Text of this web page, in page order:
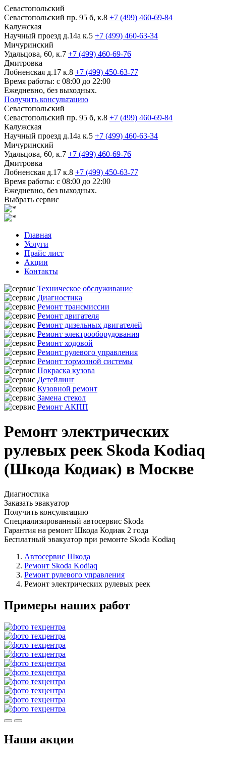
Севастопольский
Севастопольский пр. 95 б, к.8 +7 (499) 460-69-84
Калужская
Научный проезд д.14а к.5 +7 (499) 460-63-34
Мичуринский
Удальцова, 60, к.7 +7 (499) 460-69-76
Дмитровка
Лобненская д.17 к.8 +7 (499) 450-63-77
Время работы: с 08:00 до 22:00
Ежедневно, без выходных.
Получить консультацию
Севастопольский
Севастопольский пр. 95 б, к.8 +7 (499) 460-69-84
Калужская
Научный проезд д.14а к.5 +7 (499) 460-63-34
Мичуринский
Удальцова, 60, к.7 +7 (499) 460-69-76
Дмитровка
Лобненская д.17 к.8 +7 (499) 450-63-77
Время работы: с 08:00 до 22:00
Ежедневно, без выходных.
Выбрать сервис
Главная
Услуги
Прайс лист
Акции
Контакты
Техническое обслуживание
Диагностика
Ремонт трансмиссии
Ремонт двигателя
Ремонт дизельных двигателей
Ремонт электрооборудования
Ремонт ходовой
Ремонт рулевого управления
Ремонт тормозной системы
Покраска кузова
Детейлинг
Кузовной ремонт
Замена стекол
Ремонт АКПП
Ремонт электрических
рулевых реек Skoda Kodiaq
(Шкода Кодиак) в Москве
Диагностика
Заказать эвакуатор
Получить консультацию
Специализированный автосервис Skoda
Гарантия на ремонт Шкода Кодиак 2 года
Бесплатный эвакуатор при ремонте Skoda Kodiaq
Автосервис Шкода
Ремонт Skoda Kodiaq
Ремонт рулевого управления
Ремонт электрических рулевых реек
Примеры наших работ
Наши акции